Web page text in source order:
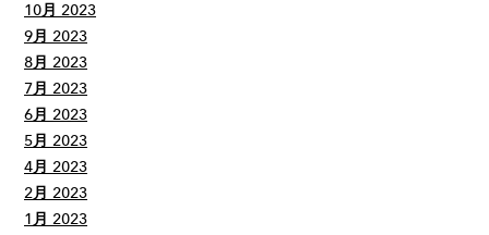
10月 2023
9月 2023
8月 2023
7月 2023
6月 2023
5月 2023
4月 2023
2月 2023
1月 2023